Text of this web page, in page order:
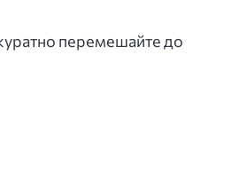
перемешайте до